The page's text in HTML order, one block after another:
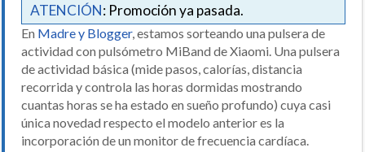
ATENCIÓN: Promoción ya pasada.
En Madre y Blogger, estamos sorteando una pulsera de
actividad con pulsómetro MiBand de Xiaomi. Una pulsera
de actividad básica (mide pasos, calorías, distancia
recorrida y controla las horas dormidas mostrando
cuantas horas se ha estado en sueño profundo) cuya casi
única novedad respecto el modelo anterior es la
incorporación de un monitor de frecuencia cardíaca.